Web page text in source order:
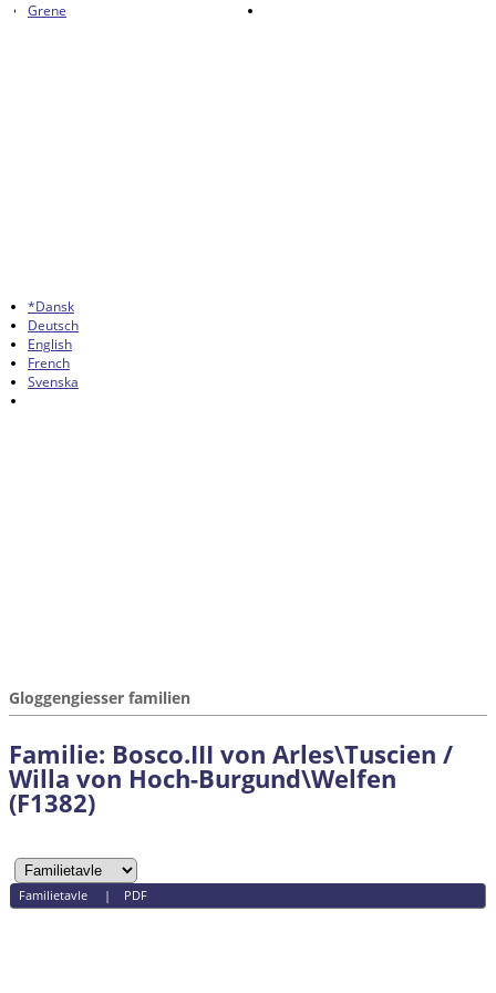
Grene
*Dansk
Deutsch
English
French
Svenska
Gloggengiesser familien
Familie: Bosco.III von Arles\Tuscien /
Willa von Hoch-Burgund\Welfen
(F1382)
Familietavle | PDF